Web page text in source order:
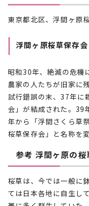
東京都北区、浮間ヶ原
浮間ヶ原桜草保存会
昭和30年、絶滅の危機
農家の人たちが旧家に
試行錯誤の末、37年に
会」が結成された。39
年から「浮間さくら草
桜草保存会」と名称を
参考 浮間ヶ原の桜
桜草は、今では一般に
ては日本各地に自生し